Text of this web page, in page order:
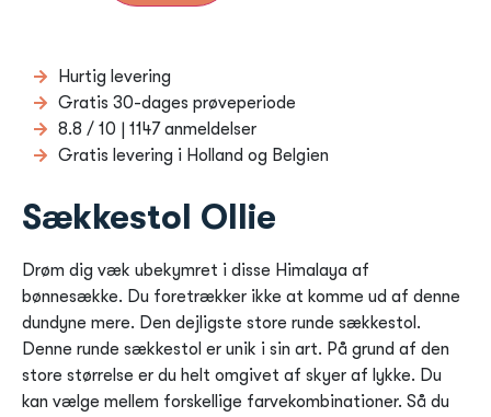
Hurtig levering
Gratis 30-dages prøveperiode
8.8 / 10 | 1147 anmeldelser
Gratis levering i Holland og Belgien
Sækkestol Ollie
Drøm dig væk ubekymret i disse Himalaya af
bønnesække. Du foretrækker ikke at komme ud af denne
dundyne mere. Den dejligste store runde sækkestol.
Denne runde sækkestol er unik i sin art. På grund af den
store størrelse er du helt omgivet af skyer af lykke. Du
kan vælge mellem forskellige farvekombinationer. Så du